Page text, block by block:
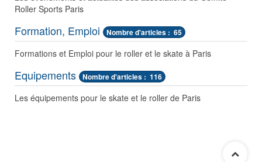
Roller Sports Paris
Formation, Emploi Nombre d'articles : 65
Formations et Emploi pour le roller et le skate à Paris
Equipements Nombre d'articles : 116
Les équipements pour le skate et le roller de Paris